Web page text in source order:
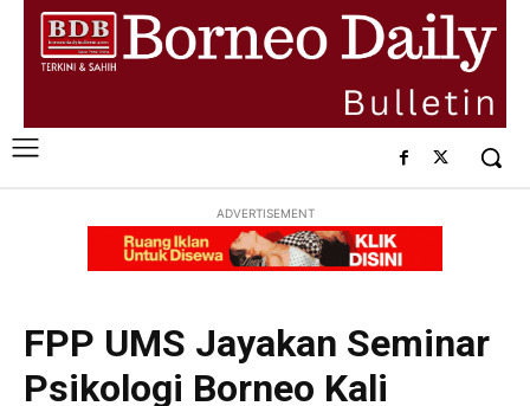
ADVERTISEMENT
FPP UMS Jayakan Seminar
Psikologi Borneo Kali